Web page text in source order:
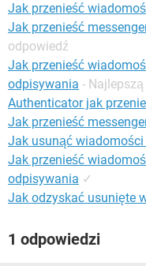
Jak przenieść
Jak przenieść
odpowiedź
Jak przenieść
odpisywania -
Authenticator jak
Jak przenieść
Jak usunąć wiadomości
Jak przenieść
odpisywania ✓
Jak odzyskać usunięte
1 odpowiedzi